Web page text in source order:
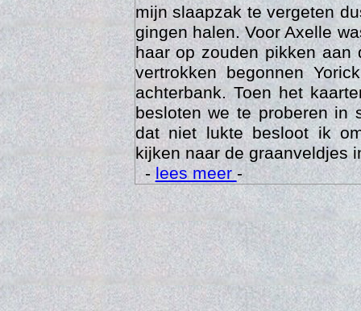
zeven uur in de ochtend.
mijn slaapzak te vergeten
gingen halen. Voor Axelle
haar op zouden pikken aan
vertrokken begonnen
achterbank. Toen het
besloten we te proberen in
dat niet lukte besloot ik
kijken naar de graanveldjes
-lees meer-